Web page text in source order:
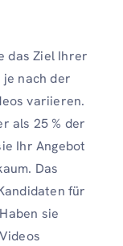
das Ziel Ihrer
je nach der
variieren.
als 25 % der
Ihr Angebot
Das
für
sie